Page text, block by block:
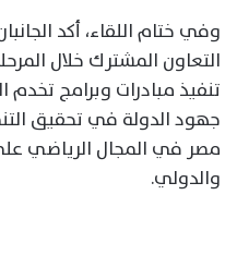
وفي ختام اللقاء، أكد
التعاون المشترك خلال
تنفيذ مبادرات وبرامج تخدم
جهود الدولة في تحقيق
مصر في المجال الرياضي
والدولي.